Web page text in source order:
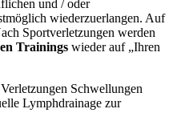
und / oder
wiederzuerlangen. Auf
Sportverletzungen werden
Trainings wieder auf „Ihren
Schwellungen
Lymphdrainage zur